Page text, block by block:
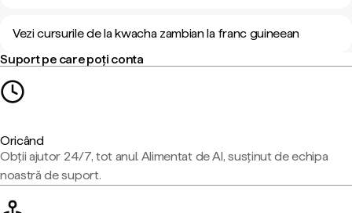
Vezi cursurile de la kwacha zambian la franc guineean
Suport pe care poți conta
Oricând
Obții ajutor 24/7, tot anul. Alimentat de AI, susținut de echipa
noastră de suport.